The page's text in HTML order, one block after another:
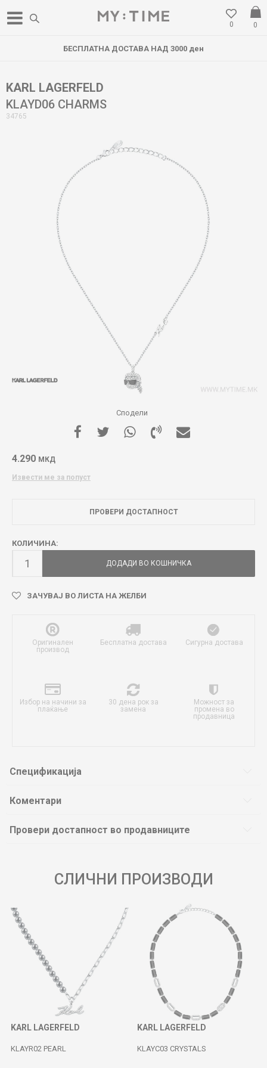
0
0
БЕСПЛАТНА ДОСТАВА НАД 3000 ден
KARL LAGERFELD
KLAYD06 CHARMS
34765
Сподели
4.290 МКД
Извести ме за попуст
ПРОВЕРИ ДОСТАПНОСТ
КОЛИЧИНА:
ДОДАДИ ВО КОШНИЧКА
ЗАЧУВАЈ ВО ЛИСТА НА ЖЕЛБИ
Оригинален
производ
Бесплатна достава Сигурна достава
Избор на начини за
плаќање
30 дена рок за
замена
Можност за
промена во
продавница
Спецификација
Коментари
Провери достапност во продавниците
СЛИЧНИ ПРОИЗВОДИ
KARL LAGERFELD
KLAYR02 PEARL
KARL LAGERFELD
KLAYC03 CRYSTALS